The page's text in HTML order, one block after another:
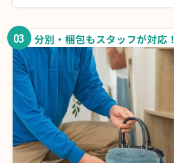
03 分別・梱包もスタッフが対応！